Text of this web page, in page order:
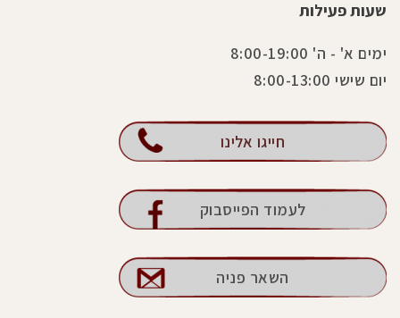
שעות פעילות
ימים א' - ה' 8:00-19:00
יום שישי 8:00-13:00
חייגו אלינו
לעמוד הפייסבוק
השאר פניה